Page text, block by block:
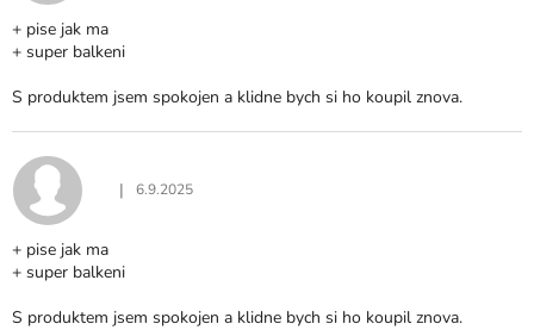
+ pise jak ma
+ super balkeni
S produktem jsem spokojen a klidne bych si ho koupil znova.
Hodnocení produktu je 5 z 5 hvězdiček.
| 6.9.2025
+ pise jak ma
+ super balkeni
S produktem jsem spokojen a klidne bych si ho koupil znova.